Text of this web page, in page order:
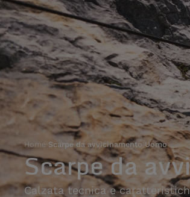
Home Scarpe da avvicinamento Uomo
Scarpe da
Calzata tecnica e